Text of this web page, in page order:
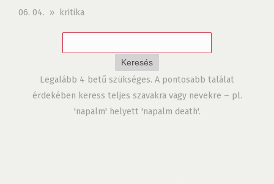
06. 04. » kritika
Legalább 4 betű szükséges. A pontosabb találat
érdekében keress teljes szavakra vagy nevekre – pl.
'napalm' helyett 'napalm death'.